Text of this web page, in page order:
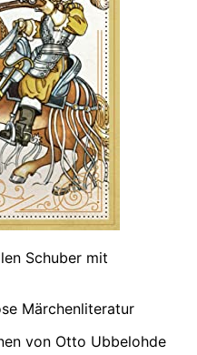
Schuber mit
Märchenliteratur
von Otto Ubbelohde